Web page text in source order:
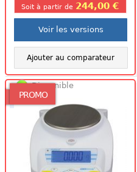
Soit à partir de 244,00 €
Voir les versions
Ajouter au comparateur
PROMO
Disponible